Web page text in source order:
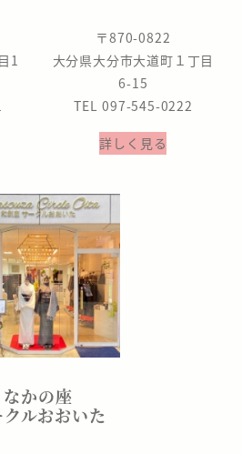
1
〒870-0822
大分県大分市大道町１丁目
6-15
TEL 097-545-0222
詳しく見る
なかの座
ルおおいた